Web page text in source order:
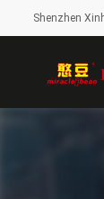
Shenzhen